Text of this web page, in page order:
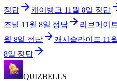
정답
케이뱅크 11월 8일 정답
즈빌 11월 8일 정답 리브메이트
월 8일 정답 캐시슬라이드 11
8일 정답
QUIZBELLS